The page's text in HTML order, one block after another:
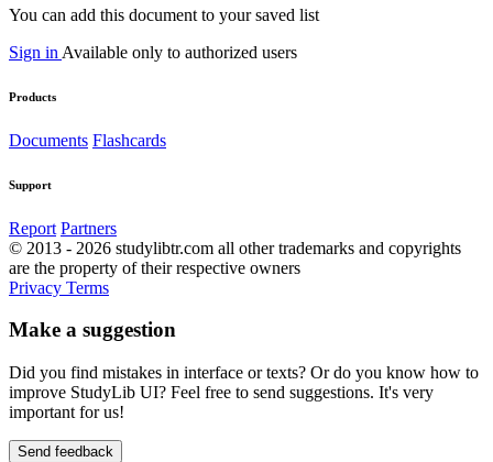
You can add this document to your saved list
Sign in Available only to authorized users
Products
Documents Flashcards
Support
Report Partners
© 2013 - 2026 studylibtr.com all other trademarks and copyrights
are the property of their respective owners
Privacy Terms
Make a suggestion
Did you find mistakes in interface or texts? Or do you know how to
improve StudyLib UI? Feel free to send suggestions. It's very
important for us!
Send feedback